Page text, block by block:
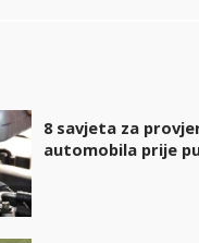
8 savjeta za
automobila prije